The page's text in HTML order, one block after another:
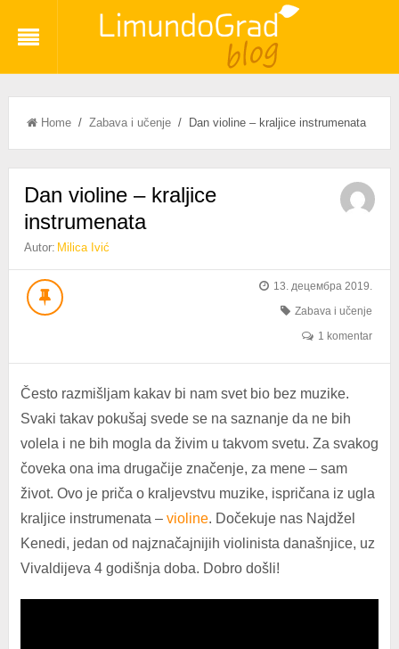
Home/ Zabava i učenje/ Dan violine – kraljice instrumenata
Dan violine – kraljice
instrumenata
Autor: Milica Ivić
13. децембра 2019.
Zabava i učenje
1 komentar
Često razmišljam kakav bi nam svet bio bez muzike.
Svaki takav pokušaj svede se na saznanje da ne bih
volela i ne bih mogla da živim u takvom svetu. Za svakog
čoveka ona ima drugačije značenje, za mene – sam
život. Ovo je priča o kraljevstvu muzike, ispričana iz ugla
kraljice instrumenata – violine. Dočekuje nas Najdžel
Kenedi, jedan od najznačajnijih violinista današnjice, uz
Vivaldijeva 4 godišnja doba. Dobro došli!